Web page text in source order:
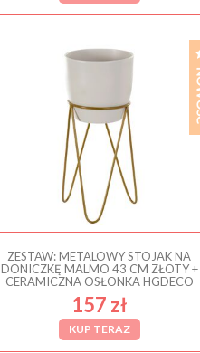
ZESTAW: METALOWY STOJAK NA
DONICZKĘ MALMO 43 CM ZŁOTY +
CERAMICZNA OSŁONKA HGDECO
157 zł
KUP TERAZ